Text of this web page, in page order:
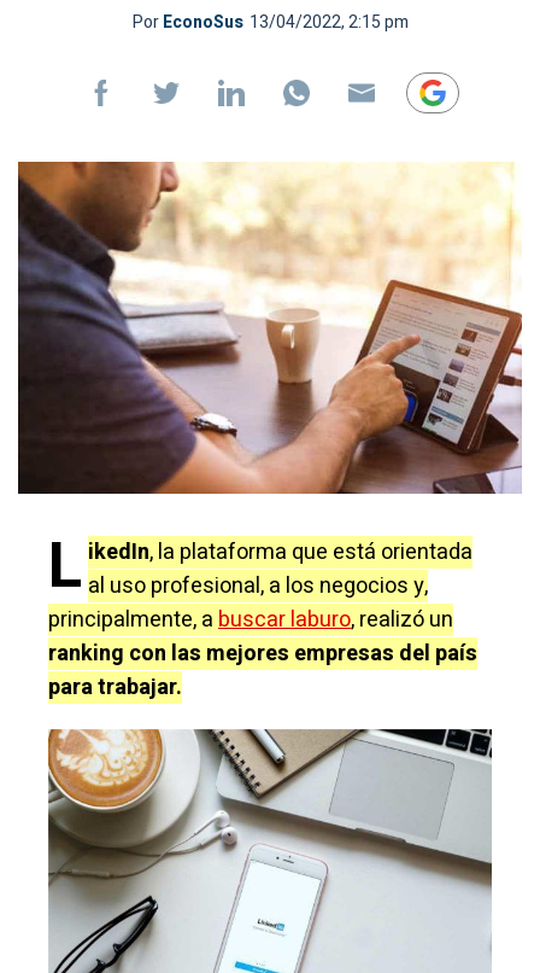
PorEconoSus 13/04/2022, 2:15 pm
L ikedIn, la plataforma que está orientada
al uso profesional, a los negocios y,
principalmente, abuscar laburo, realizó un
ranking con las mejores empresas del país
para trabajar.